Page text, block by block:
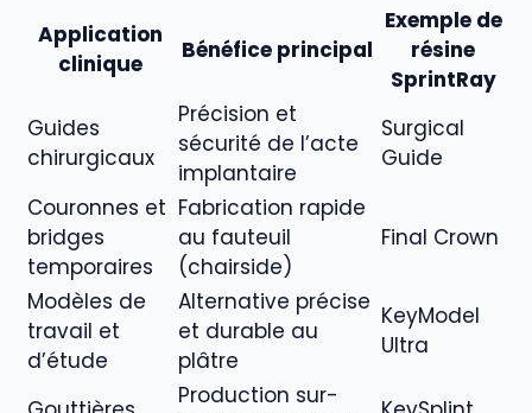
Application
clinique
Bénéfice principal
Exemple de
résine
SprintRay
Guides
chirurgicaux
Précision et
sécurité de l’acte
implantaire
Surgical
Guide
Couronnes et
bridges
temporaires
Fabrication rapide
au fauteuil
(chairside)
Final Crown
Modèles de
travail et
d’étude
Alternative précise
et durable au
plâtre
KeyModel
Ultra
Production sur-